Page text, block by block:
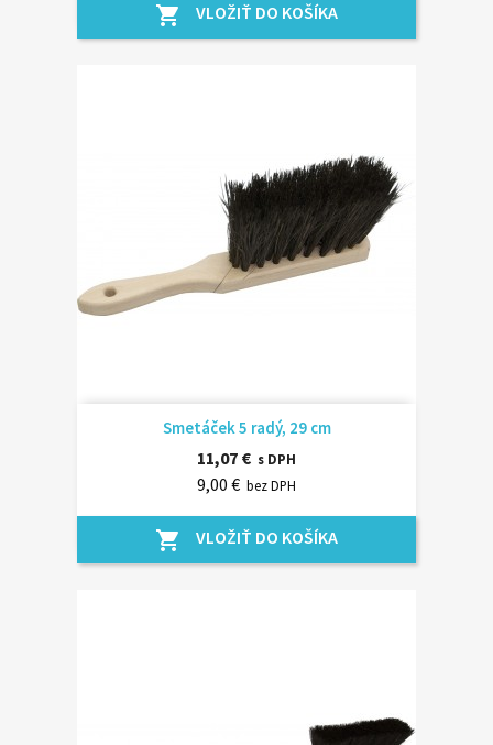
shopping_cart VLOŽIŤ DO KOŠÍKA
Smetáček 5 radý, 29 cm
11,07 € s DPH
9,00 € bez DPH
shopping_cart VLOŽIŤ DO KOŠÍKA